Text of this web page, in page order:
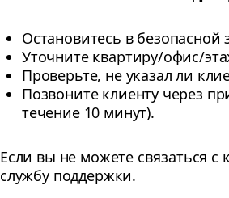
Остановитесь в
Уточните квартиру/офис/
Проверьте, не указал ли
Позвоните клиенту через
течение 10 минут).
Если вы не можете связаться
службу поддержки.